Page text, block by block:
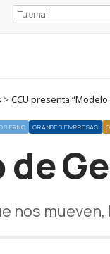
CCU presenta
GRANDES EMPRESAS
de